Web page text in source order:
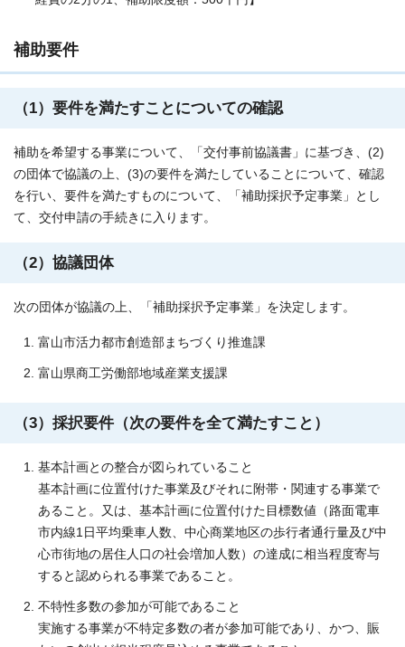
補助要件
（1）要件を満たすことについての確認
補助を希望する事業について、「交付事前協議書」に基づき、(2)
の団体で協議の上、(3)の要件を満たしていることについて、確認
を行い、要件を満たすものについて、「補助採択予定事業」とし
て、交付申請の手続きに入ります。
（2）協議団体
次の団体が協議の上、「補助採択予定事業」を決定します。
富山市活力都市創造部まちづくり推進課
富山県商工労働部地域産業支援課
（3）採択要件（次の要件を全て満たすこと）
基本計画との整合が図られていること
基本計画に位置付けた事業及びそれに附帯・関連する事業で
あること。又は、基本計画に位置付けた目標数値（路面電車
市内線1日平均乗車人数、中心商業地区の歩行者通行量及び中
心市街地の居住人口の社会増加人数）の達成に相当程度寄与
すると認められる事業であること。
不特性多数の参加が可能であること
実施する事業が不特定多数の者が参加可能であり、かつ、賑